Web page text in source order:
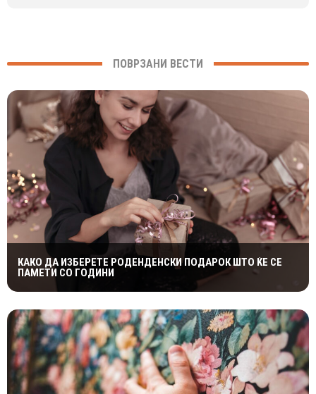
ПОВРЗАНИ ВЕСТИ
КАКО ДА ИЗБЕРЕТЕ РОДЕНДЕНСКИ ПОДАРОК ШТО ЌЕ СЕ
ПАМЕТИ СО ГОДИНИ